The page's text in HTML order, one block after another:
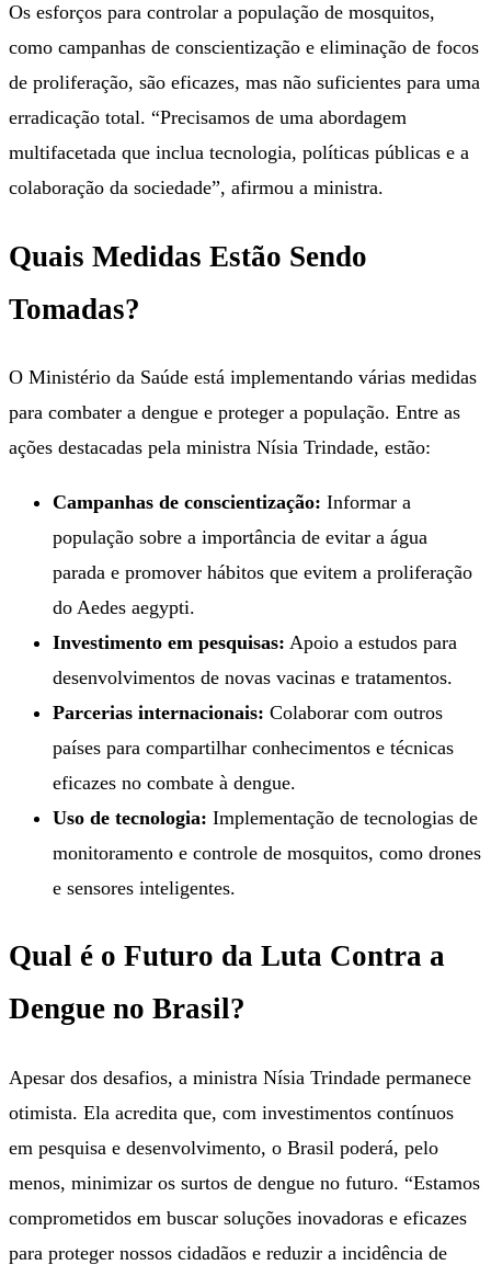
Os esforços para controlar a população de mosquitos,
como campanhas de conscientização e eliminação de focos
de proliferação, são eficazes, mas não suficientes para uma
erradicação total. “Precisamos de uma abordagem
multifacetada que inclua tecnologia, políticas públicas e a
colaboração da sociedade”, afirmou a ministra.
Quais Medidas Estão Sendo
Tomadas?
O Ministério da Saúde está implementando várias medidas
para combater a dengue e proteger a população. Entre as
ações destacadas pela ministra Nísia Trindade, estão:
Campanhas de conscientização: Informar a
população sobre a importância de evitar a água
parada e promover hábitos que evitem a proliferação
do Aedes aegypti.
Investimento em pesquisas: Apoio a estudos para
desenvolvimentos de novas vacinas e tratamentos.
Parcerias internacionais: Colaborar com outros
países para compartilhar conhecimentos e técnicas
eficazes no combate à dengue.
Uso de tecnologia: Implementação de tecnologias de
monitoramento e controle de mosquitos, como drones
e sensores inteligentes.
Qual é o Futuro da Luta Contra a
Dengue no Brasil?
Apesar dos desafios, a ministra Nísia Trindade permanece
otimista. Ela acredita que, com investimentos contínuos
em pesquisa e desenvolvimento, o Brasil poderá, pelo
menos, minimizar os surtos de dengue no futuro. “Estamos
comprometidos em buscar soluções inovadoras e eficazes
para proteger nossos cidadãos e reduzir a incidência de